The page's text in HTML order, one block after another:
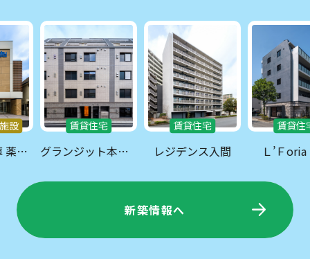
西武信用金庫 薬師駅前支店
賃貸住宅
グランジット本郷壱岐坂
賃貸住宅
レジデンス入間
賃貸住宅
Ｌ’Ｆoria
新築情報へ